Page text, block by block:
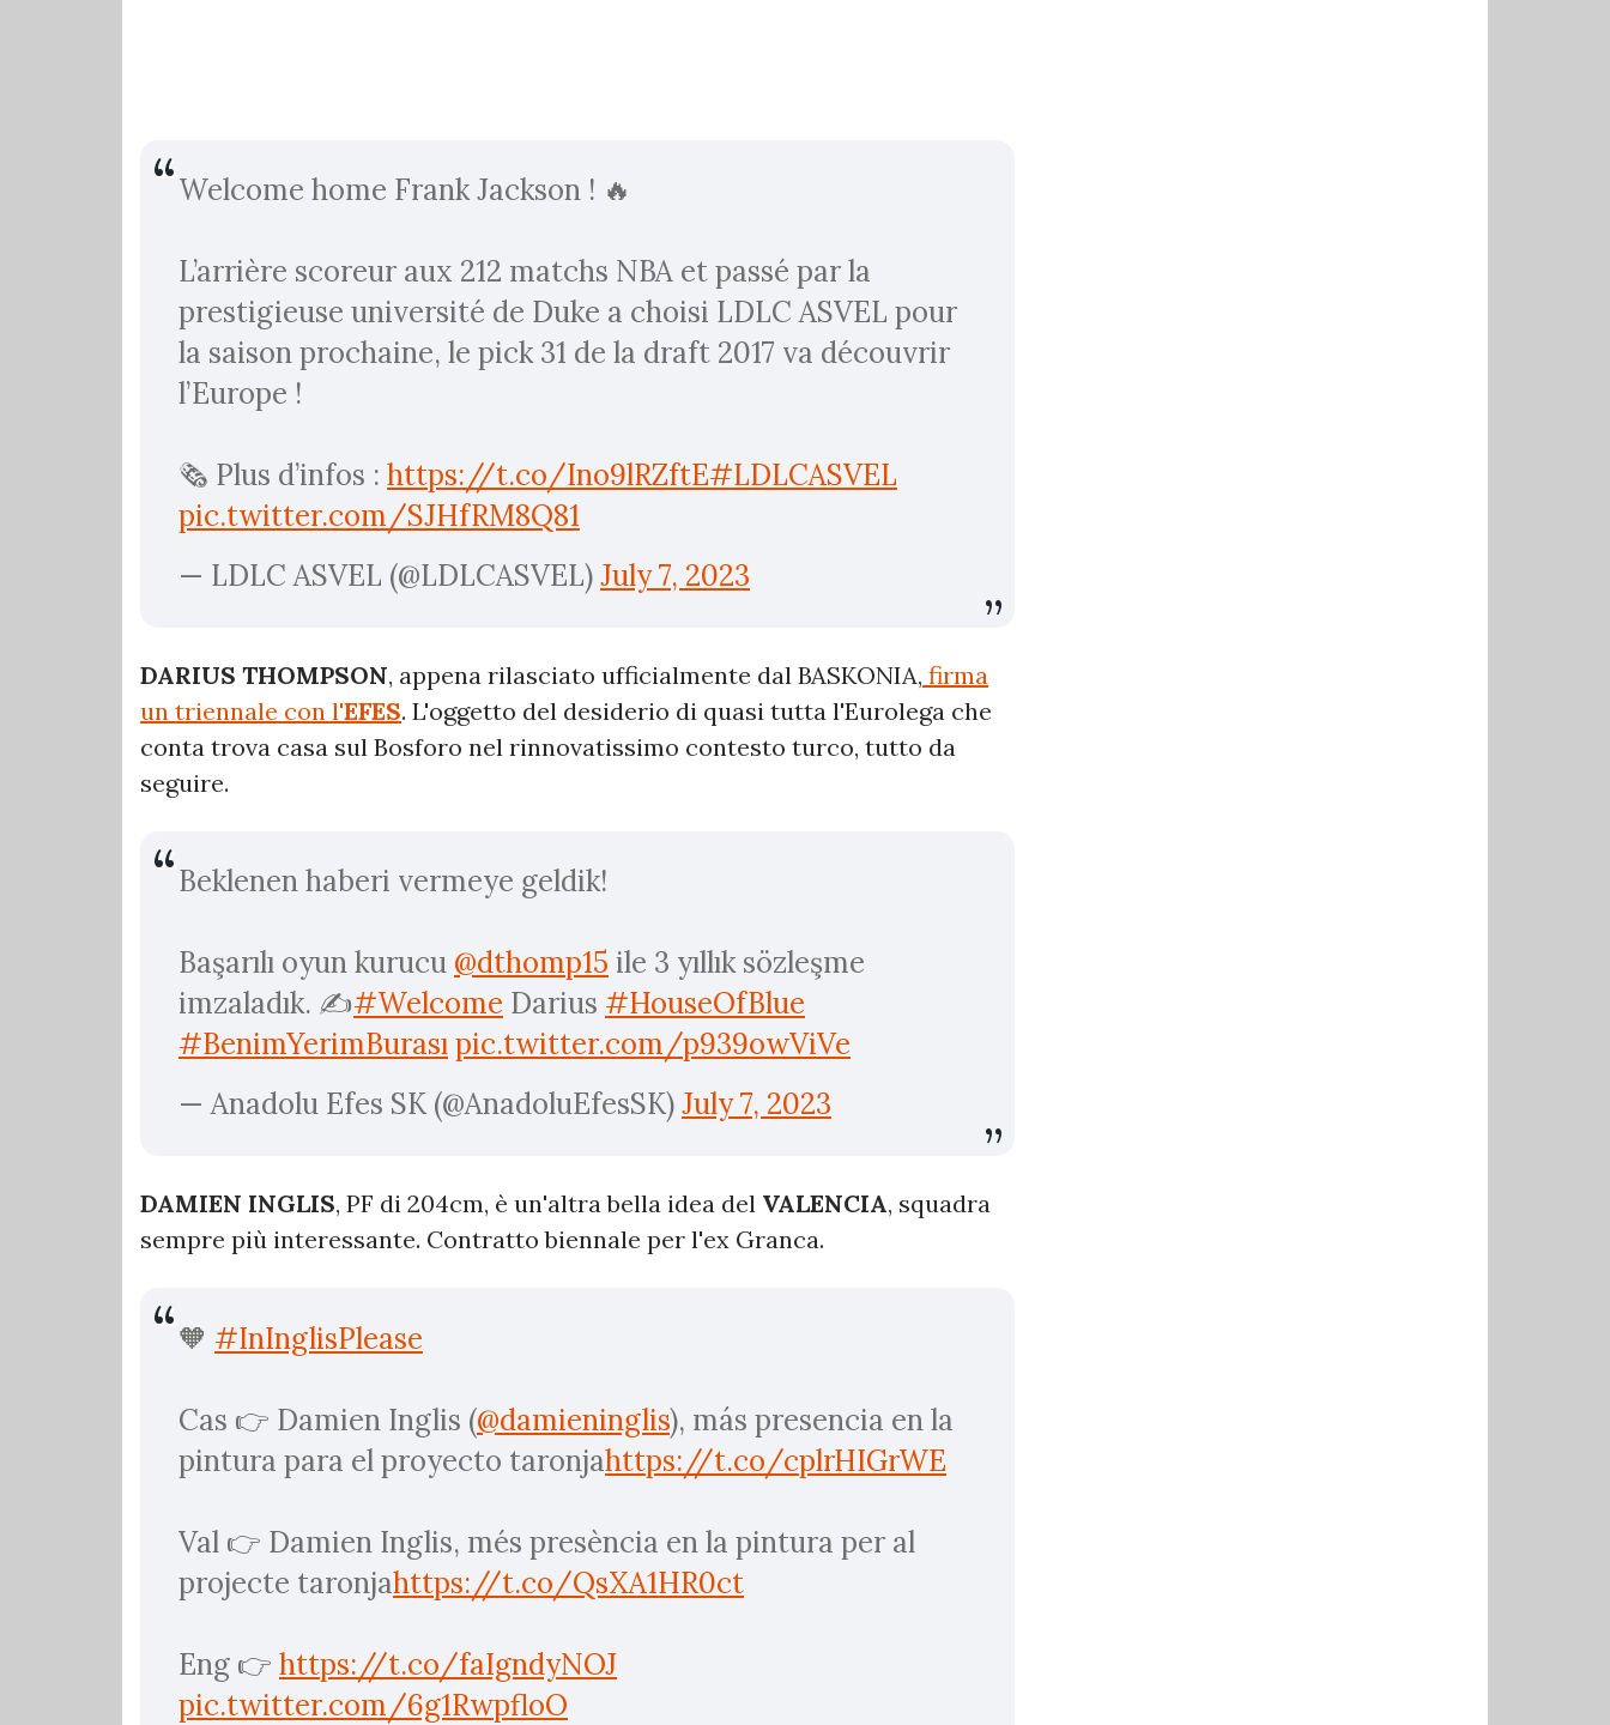
Welcome home Frank Jackson ! 🔥
L’arrière scoreur aux 212 matchs NBA et passé par la
prestigieuse université de Duke a choisi LDLC ASVEL pour
la saison prochaine, le pick 31 de la draft 2017 va découvrir
l’Europe !
🗞️ Plus d’infos : https://t.co/Ino9lRZftE#LDLCASVEL
pic.twitter.com/SJHfRM8Q81
— LDLC ASVEL (@LDLCASVEL)July 7, 2023
DARIUS THOMPSON, appena rilasciato ufficialmente dal BASKONIA, firma
un triennale con l'EFES. L'oggetto del desiderio di quasi tutta l'Eurolega che
conta trova casa sul Bosforo nel rinnovatissimo contesto turco, tutto da
seguire.
Beklenen haberi vermeye geldik!
Başarılı oyun kurucu @dthomp15 ile 3 yıllık sözleşme
imzaladık. ✍️#Welcome Darius #HouseOfBlue
#BenimYerimBurasıpic.twitter.com/p939owViVe
— Anadolu Efes SK (@AnadoluEfesSK)July 7, 2023
DAMIEN INGLIS, PF di 204cm, è un'altra bella idea del VALENCIA, squadra
sempre più interessante. Contratto biennale per l'ex Granca.
🧡 #InInglisPlease
Cas 👉 Damien Inglis (@damieninglis), más presencia en la
pintura para el proyecto taronjahttps://t.co/cplrHIGrWE
Val 👉 Damien Inglis, més presència en la pintura per al
projecte taronjahttps://t.co/QsXA1HR0ct
Eng 👉 https://t.co/faIgndyNOJ
pic.twitter.com/6g1RwpfloO